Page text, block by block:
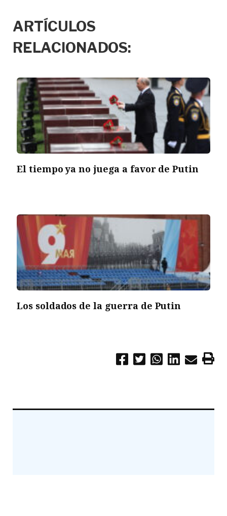
ARTÍCULOS
RELACIONADOS:
El tiempo ya no juega a favor de Putin
Los soldados de la guerra de Putin